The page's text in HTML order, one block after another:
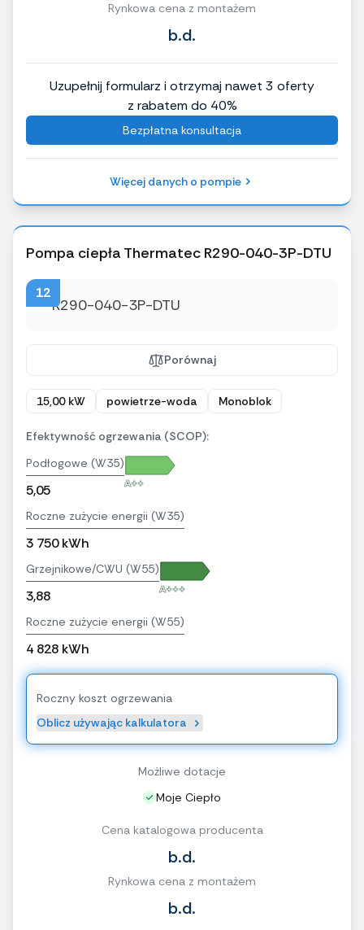
Rynkowa cena z montażem
b.d.
Uzupełnij formularz i otrzymaj nawet 3 oferty
z rabatem do 40%
Bezpłatna konsultacja
Więcej danych o pompie
Pompa ciepła Thermatec R290-040-3P-DTU
12
Porównaj
15,00 kW powietrze-woda Monoblok
Efektywność ogrzewania (SCOP):
Podłogowe (W35)
5,05 A++
Roczne zużycie energii (W35)
3 750 kWh
Grzejnikowe/CWU (W55)
3,88 A+++
Roczne zużycie energii (W55)
4 828 kWh
Roczny koszt ogrzewania
Oblicz używając kalkulatora
Możliwe dotacje
Moje Ciepło
Cena katalogowa producenta
b.d.
Rynkowa cena z montażem
b.d.